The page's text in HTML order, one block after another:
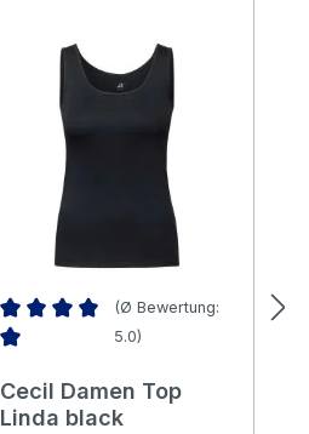
(Ø Bewertung:
5.0)
Cecil Damen Top
Linda black